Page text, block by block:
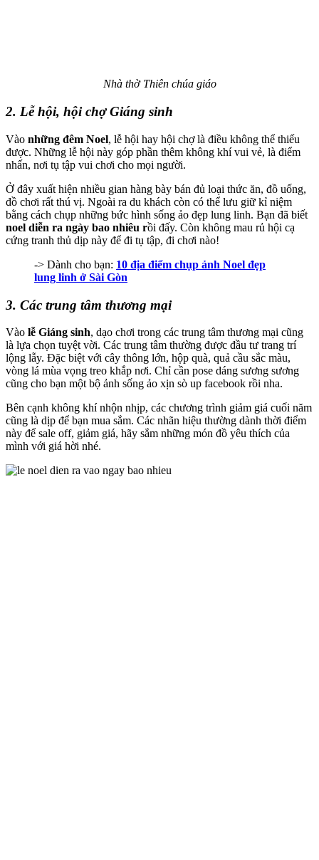
Nhà thờ Thiên chúa giáo
2. Lễ hội, hội chợ Giáng sinh
Vào những đêm Noel, lễ hội hay hội chợ là điều không thể thiếu
được. Những lễ hội này góp phần thêm không khí vui vẻ, là điểm
nhấn, nơi tụ tập vui chơi cho mọi người.
Ở đây xuất hiện nhiều gian hàng bày bán đủ loại thức ăn, đồ uống,
đồ chơi rất thú vị. Ngoài ra du khách còn có thể lưu giữ kỉ niệm
bằng cách chụp những bức hình sống ảo đẹp lung linh. Bạn đã biết
noel diễn ra ngày bao nhiêu rồi đấy. Còn không mau rủ hội cạ
cứng tranh thủ dịp này để đi tụ tập, đi chơi nào!
-> Dành cho bạn: 10 địa điểm chụp ảnh Noel đẹp
lung linh ở Sài Gòn
3. Các trung tâm thương mại
Vào lễ Giáng sinh, dạo chơi trong các trung tâm thương mại cũng
là lựa chọn tuyệt vời. Các trung tâm thường được đầu tư trang trí
lộng lẫy. Đặc biệt với cây thông lớn, hộp quà, quả cầu sắc màu,
vòng lá mùa vọng treo khắp nơi. Chỉ cần pose dáng sương sương
cũng cho bạn một bộ ảnh sống ảo xịn sò up facebook rồi nha.
Bên cạnh không khí nhộn nhịp, các chương trình giảm giá cuối năm
cũng là dịp để bạn mua sắm. Các nhãn hiệu thường dành thời điểm
này để sale off, giảm giá, hãy sắm những món đồ yêu thích của
mình với giá hời nhé.